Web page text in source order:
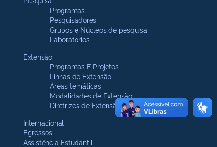
Programas
Pesquisadores
Grupos e Núcleos de pesquisa
Laboratórios
Extensão
Programas E Projetos
Linhas de Extensão
Áreas temáticas
Modalidades de Extensão
Diretrizes de Extensão
Internacional
Egressos
Assistência Estudantil